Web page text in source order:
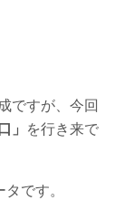
ですが、今回
」
を行き来で
です。